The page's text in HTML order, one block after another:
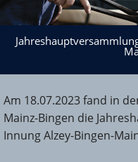
Mainz-Worms
Am 18.07.2023 fand in
Mainz-Bingen die
Innung Alzey-Bingen-